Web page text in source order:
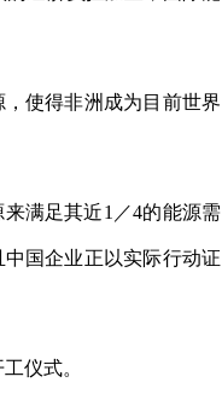
使得非洲成为目前世界
满足其近1／4的能源需
国企业正以实际行动证
仪式。